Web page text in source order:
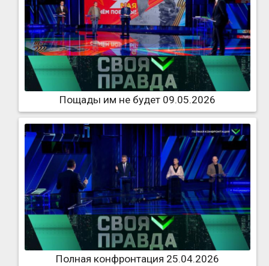
Пощады им не будет 09.05.2026
Полная конфронтация 25.04.2026